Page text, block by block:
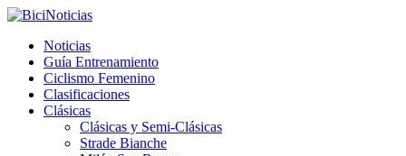
Noticias
Guía Entrenamiento
Ciclismo Femenino
Clasificaciones
Clásicas
Clásicas y Semi-Clásicas
Strade Bianche